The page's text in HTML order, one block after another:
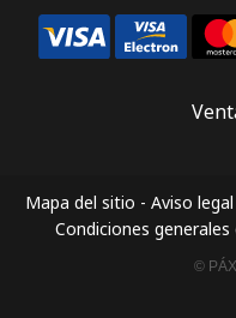
Mapa del sitio - Aviso legal
Condiciones
©